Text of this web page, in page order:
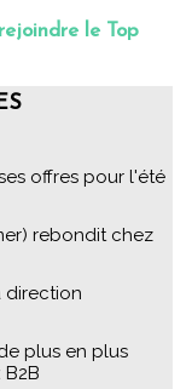
le Top
offres pour l'été
rebondit chez
direction
plus en plus